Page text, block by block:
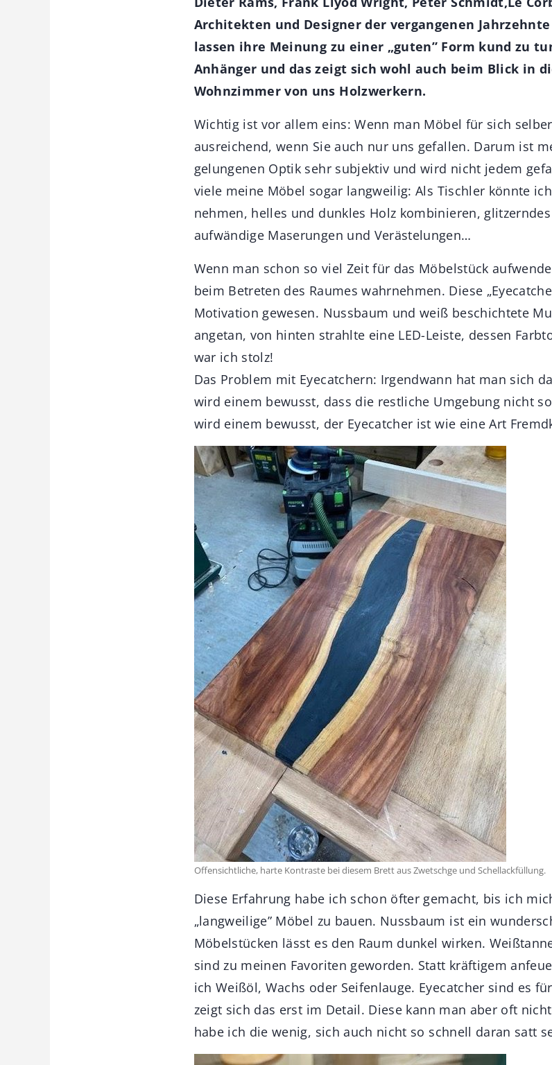
Architekten und Designer der vergangenen
lassen ihre Meinung zu einer „guten” Form kund zu
Anhänger und das zeigt sich wohl auch beim Blick in
Wohnzimmer von uns Holzwerkern.
Wichtig ist vor allem eins: Wenn man Möbel für sich
ausreichend, wenn Sie auch nur uns gefallen. Darum ist
gelungenen Optik sehr subjektiv und wird nicht jedem
viele meine Möbel sogar langweilig: Als Tischler könnte
nehmen, helles und dunkles Holz kombinieren,
aufwändige Maserungen und Verästelungen…
Wenn man schon so viel Zeit für das Möbelstück
beim Betreten des Raumes wahrnehmen. Diese
Motivation gewesen. Nussbaum und weiß beschichtete
angetan, von hinten strahlte eine LED-Leiste, dessen
war ich stolz!
Das Problem mit Eyecatchern: Irgendwann hat man sich
wird einem bewusst, dass die restliche Umgebung nicht
wird einem bewusst, der Eyecatcher ist wie eine Art
Offensichtliche, harte Kontraste bei diesem Brett aus Zwetschge und Schellackfüllung.
Diese Erfahrung habe ich schon öfter gemacht, bis ich
„langweilige” Möbel zu bauen. Nussbaum ist ein
Möbelstücken lässt es den Raum dunkel wirken.
sind zu meinen Favoriten geworden. Statt kräftigem
ich Weißöl, Wachs oder Seifenlauge. Eyecatcher sind es
zeigt sich das erst im Detail. Diese kann man aber oft
habe ich die wenig, sich auch nicht so schnell daran satt